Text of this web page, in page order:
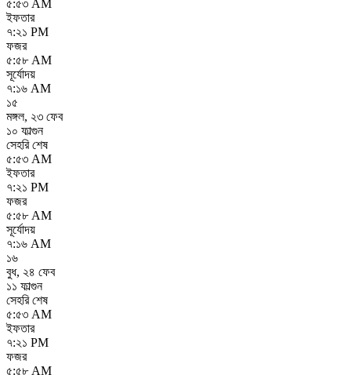
৫:৫৩ AM
ইফতার
৭:২১ PM
ফজর
৫:৫৮ AM
সূর্যোদয়
৭:১৬ AM
১৫
মঙ্গল, ২৩ ফেব
১০ ফাল্গুন
সেহরি শেষ
৫:৫৩ AM
ইফতার
৭:২১ PM
ফজর
৫:৫৮ AM
সূর্যোদয়
৭:১৬ AM
১৬
বুধ, ২৪ ফেব
১১ ফাল্গুন
সেহরি শেষ
৫:৫৩ AM
ইফতার
৭:২১ PM
ফজর
৫:৫৮ AM